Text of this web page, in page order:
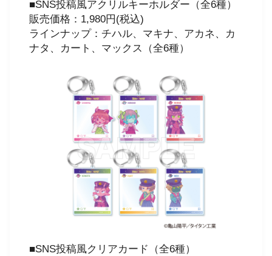
■SNS投稿風アクリルキーホルダー（全6種）
販売価格：1,980円(税込)
ラインナップ：チハル、マキナ、アカネ、カ
ナタ、カート、マックス（全6種）
■SNS投稿風クリアカード（全6種）